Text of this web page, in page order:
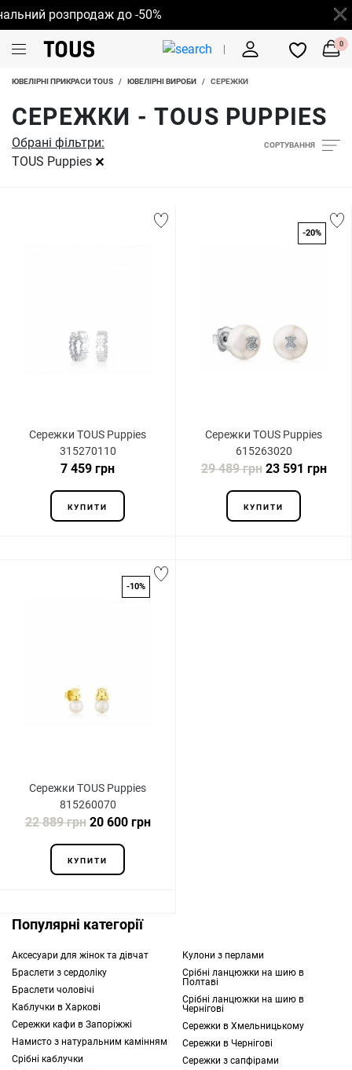
розпродаж до -50%
0
ЮВЕЛІРНІ ПРИКРАСИ TOUS / ЮВЕЛІРНІ ВИРОБИ / СЕРЕЖКИ
СЕРЕЖКИ - TOUS PUPPIES
СОРТУВАННЯ
Обрані фільтри:
TOUS Puppies
Сережки TOUS Puppies
315270110
7 459 грн
КУПИТИ
-20%
Сережки TOUS Puppies
615263020
29 489 грн23 591 грн
КУПИТИ
-10%
Сережки TOUS Puppies
815260070
22 889 грн20 600 грн
КУПИТИ
Популярні категорії
Аксесуари для жінок та дівчат
Браслети з сердоліку
Браслети чоловічі
Каблучки в Харкові
Сережки кафи в Запоріжжі
Намисто з натуральним камінням
Срібні каблучки
Кулони з перлами
Срібні ланцюжки на шию в
Полтаві
Срібні ланцюжки на шию в
Чернігові
Сережки в Хмельницькому
Сережки в Чернігові
Сережки з сапфірами